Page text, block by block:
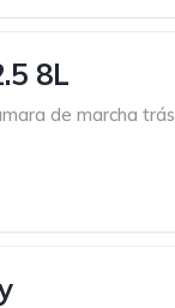
8L
de marcha trás